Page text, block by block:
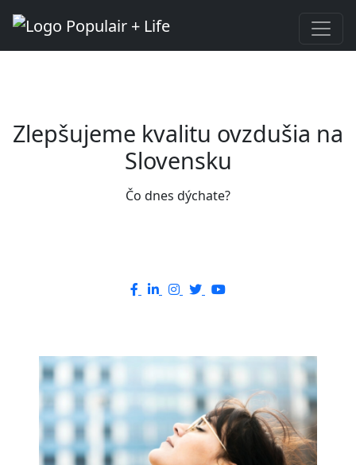
Zlepšujeme kvalitu ovzdušia na
Slovensku
Čo dnes dýchate?